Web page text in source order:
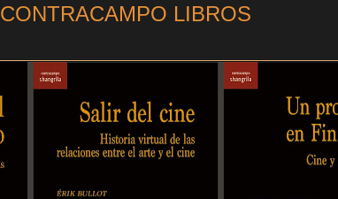
CONTRACAMPO LIBROS